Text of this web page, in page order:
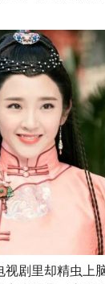
视剧里却精虫上